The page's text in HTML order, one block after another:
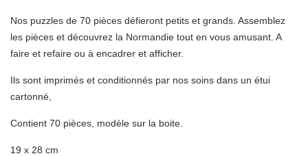
Nos puzzles de 70 pièces défieront petits et grands. Assemblez
les pièces et découvrez la Normandie tout en vous amusant. A
faire et refaire ou à encadrer et afficher.
Ils sont imprimés et conditionnés par nos soins dans un étui
cartonné,
Contient 70 pièces, modèle sur la boite.
19 x 28 cm